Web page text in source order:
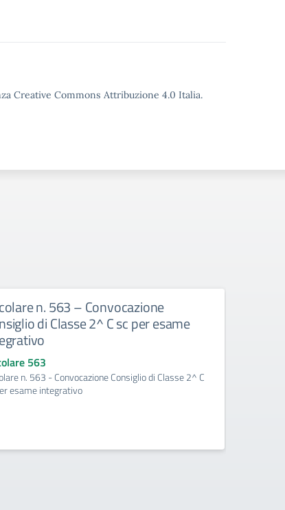
Creative Commons Attribuzione 4.0 Italia.
n. 563 – Convocazione
di Classe 2^ C sc per esame
563
n. 563 - Convocazione Consiglio di Classe 2^ C
esame integrativo